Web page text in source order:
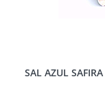
SAL AZUL